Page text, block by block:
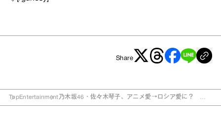
Share
TopEntertainment 乃木坂46・佐々木琴子、アニメ愛→ロシア愛に？ 一